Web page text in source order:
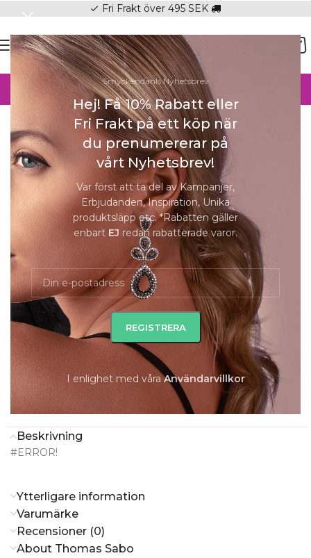
Smyckendahls Nyhetsbrev
Hej! Få 10% Rabatt eller
Fri Frakt på ett köp när
du prenumererar på
vårt Nyhetsbrev!
Var först att ta del av Kampanjer,
Erbjudanden, Inspiration, Unika
produktsläpp etc. *Rabatten gäller
enbart EJ redan rabatterade varor.
I enlighet med våraAnvändarvillkor
checkFri Frakt över 495 SEK
SOMMAR-REA HOS SMYCKENDAHLS,
UPP TILL 25%
Halsband Online/Halsband Dam
-25%
Förstora
Halsband kors med färgglad stenar silver
| Silver | 40-45 cm
1 999kr 1 500kr
I lager
I lager
LÄGG TILL I VARUKORG
Beskrivning
#ERROR!
Ytterligare information
Varumärke
Recensioner (0)
About Thomas Sabo